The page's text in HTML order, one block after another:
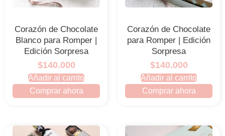
Corazón de Chocolate
Blanco para Romper |
Edición Sorpresa
$140.000
Añadir al carrito
Comprar ahora
Corazón de Chocolate
para Romper | Edición
Sorpresa
$140.000
Añadir al carrito
Comprar ahora